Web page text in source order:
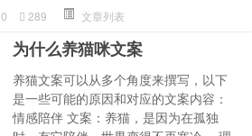
0 289 文章列表
为什么养猫咪文案
养猫文案可以从多个角度来撰写，以下
是一些可能的原因和对应的文案内容：
情感陪伴 文案：养猫，是因为在孤独